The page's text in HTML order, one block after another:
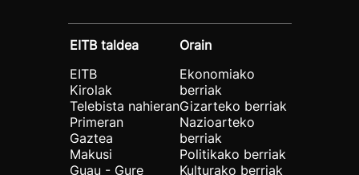
EITB taldea
EITB
Kirolak
Telebista nahieran
Primeran
Gaztea
Makusi
Guau - Gure
Orain
Ekonomiako
berriak
Gizarteko berriak
Nazioarteko
berriak
Politikako berriak
Kulturako berriak